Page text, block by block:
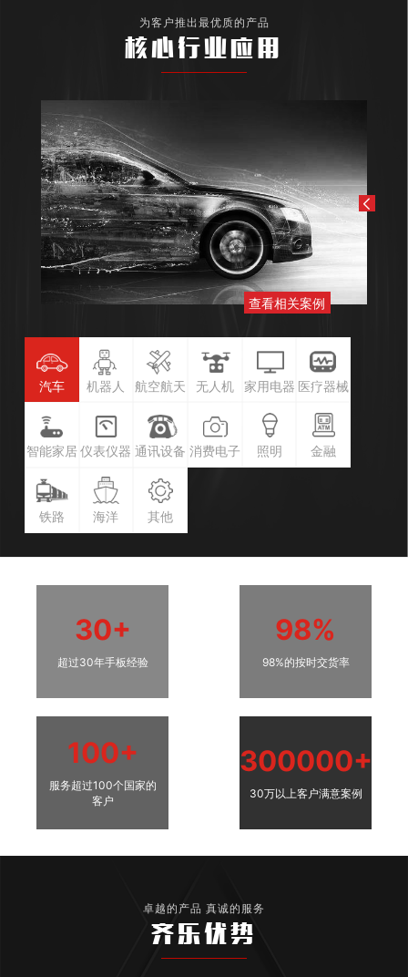
为客户推出最优质的产品
核心行业应用
查看相关案例
汽车 机器人 航空航天 无人机 家用电器 医疗器械
智能家居 仪表仪器 通讯设备 消费电子 照明 金融
铁路 海洋 其他
30+
超过30年手板经验
98%
98%的按时交货率
100+
服务超过100个国家的
客户
300000+
30万以上客户满意案例
卓越的产品 真诚的服务
齐乐优势